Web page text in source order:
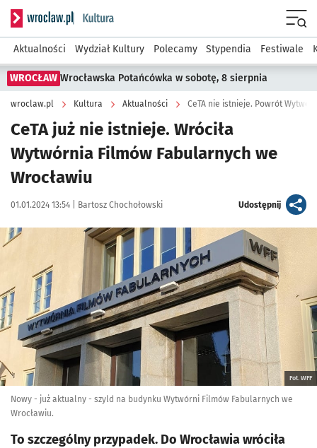
Serwis informacyjny wroclaw.pl podserwis: Kultura
Aktualności Wydział Kultury Polecamy Stypendia Festiwale
WROCŁAW Wrocławska Potańcówka w sobotę, 8 sierpnia
wroclaw.pl Kultura Aktualności CeTA nie istnieje. Powrót
CeTA już nie istnieje. Wróciła
Wytwórnia Filmów Fabularnych we
Wrocławiu
Data publikacji:
01.01.2024 13:54 | Autor:
Bartosz Chochołowski Udostępnijartykuł
Kliknij, aby powiększyć
Fot. WFF
Nowy - już aktualny - szyld na budynku Wytwórni Filmów Fabularnych we
Wrocławiu.
To szczególny przypadek. Do Wrocławia wróciła